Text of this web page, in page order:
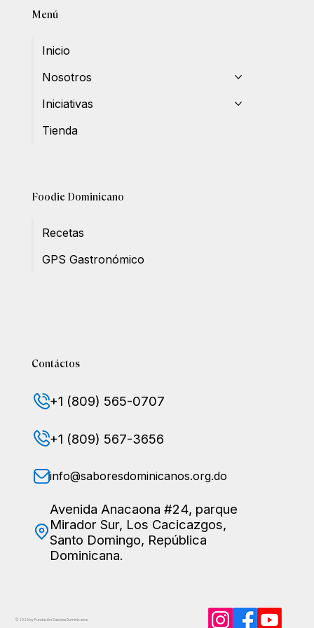
Menú
Inicio
Nosotros
Iniciativas
Tienda
Foodie Dominicano
Recetas
GPS Gastronómico
Contáctos
+1 (809) 565-0707
+1 (809) 567-3656
info@saboresdominicanos.org.do
Avenida Anacaona #24, parque
Mirador Sur, Los Cacicazgos,
Santo Domingo, República
Dominicana.
© 2026 by Fundación Sabores Dominicanos